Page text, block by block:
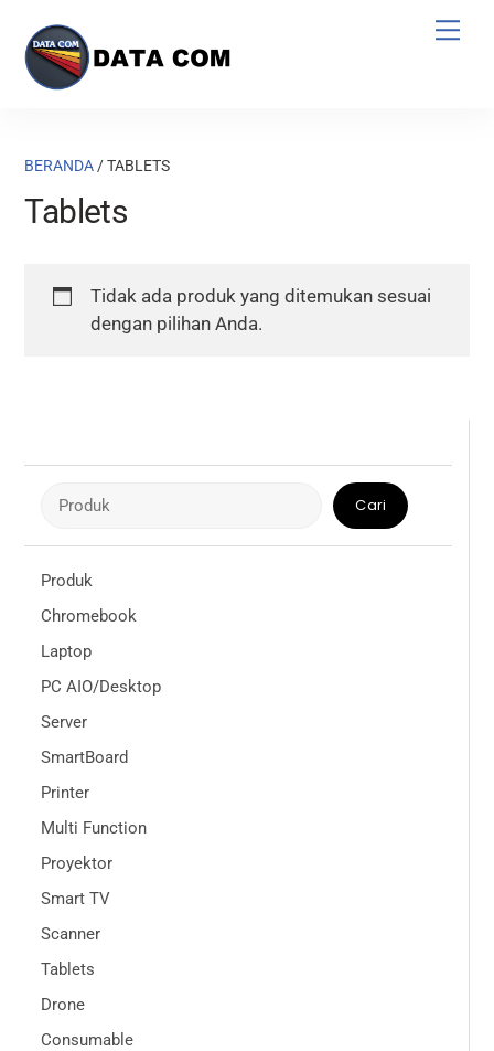
content
BERANDA / TABLETS
Tablets
Tidak ada produk yang ditemukan sesuai
dengan pilihan Anda.
Cari
Produk
Chromebook
Laptop
PC AIO/Desktop
Server
SmartBoard
Printer
Multi Function
Proyektor
Smart TV
Scanner
Tablets
Drone
Consumable